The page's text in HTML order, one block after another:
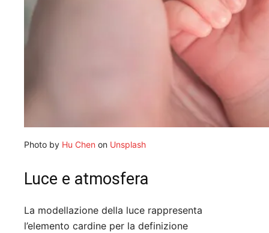
Photo by Hu Chen on Unsplash
Luce e atmosfera
La modellazione della luce rappresenta
l’elemento cardine per la definizione